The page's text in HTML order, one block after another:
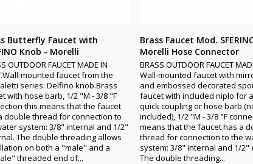
Butterfly Faucet with
Knob - Morelli
OUTDOOR FAUCET MADE IN
mounted faucet from the
series: Delfino knob.Brass
with hose barb, 1/2 "M - 3/8 "F
this means that the faucet
double thread for connection to
system: 3/8" internal and 1/2"
The double threading allows
on both a "male" and a
threaded end of...
Brass Faucet Mod.
Morelli Hose Connector
BRASS OUTDOOR FAUCET
Wall-mounted faucet with
and embossed decorated
faucet with included niplo for
quick coupling or hose barb
included), 1/2 "M - 3/8 "F
means that the faucet has a
thread for connection to the
system: 3/8" internal and 1/2"
The double threading...